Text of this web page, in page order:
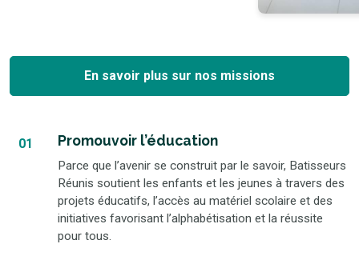
En savoir plus sur nos missions
01 Promouvoir l’éducation
Parce que l’avenir se construit par le savoir, Batisseurs
Réunis soutient les enfants et les jeunes à travers des
projets éducatifs, l’accès au matériel scolaire et des
initiatives favorisant l’alphabétisation et la réussite
pour tous.